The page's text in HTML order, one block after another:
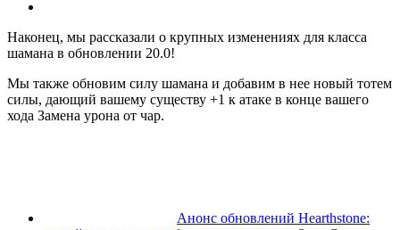
Наконец, мы рассказали о крупных изменениях для класса
шамана в обновлении 20.0!
Мы также обновим силу шамана и добавим в нее новый тотем
силы, дающий вашему существу +1 к атаке в конце вашего
хода Замена урона от чар.
Анонс обновлений Hearthstone: